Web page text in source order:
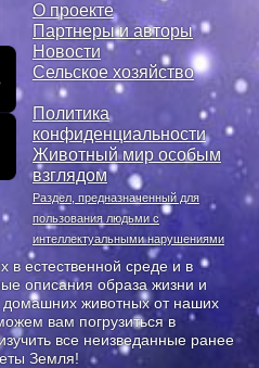
О проекте
Партнеры и авторы
Новости
Сельское хозяйство
Политика
конфиденциальности
Животный мир особым
взглядом
Раздел, предназначенный для
пользования людьми с
интеллектуальными нарушениями
естественной среде и в
описания образа жизни и
домашних животных от наших
вам погрузиться в
все неизведанные ранее
Земля!